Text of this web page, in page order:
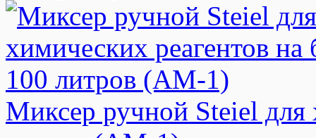
Миксер ручной Steiel для